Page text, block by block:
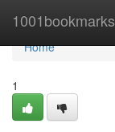
1001bookmarks
Home
Home
1